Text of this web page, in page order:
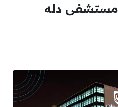
مستشفى دله